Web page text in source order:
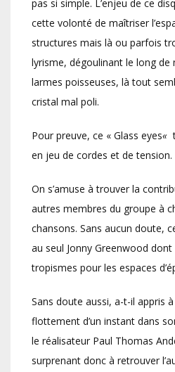
pas si simple. L’enjeu de ce
cette volonté de maîtriser
structures mais là ou parfois
lyrisme, dégoulinant le long
larmes poisseuses, là tout
cristal mal poli.
Pour preuve, ce « Glass eyes«
en jeu de cordes et de tension.
On s’amuse à trouver la
autres membres du groupe à
chansons. Sans aucun doute,
au seul Jonny Greenwood
tropismes pour les espaces
Sans doute aussi, a-t-il appris
flottement d’un instant dans
le réalisateur Paul Thomas
surprenant donc à retrouver